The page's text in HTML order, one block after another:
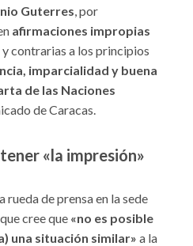
Guterres, por
afirmaciones impropias
y contrarias a los principios
imparcialidad y buena
de las Naciones
de Caracas.
«la impresión»
rueda de prensa en la sede
, que cree que «no es posible
una situación similar» a la